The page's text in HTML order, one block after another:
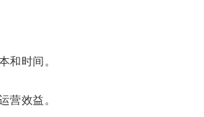
和时间。
营效益。